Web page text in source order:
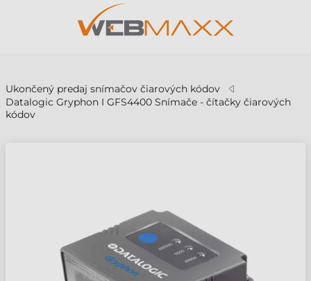
Ukončený predaj snímačov čiarových kódov
Datalogic Gryphon I GFS4400 Snímače - čítačky čiarových
kódov